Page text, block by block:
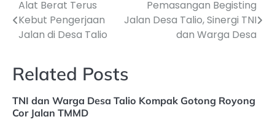
Navigasi
pos
Alat Berat Terus
Kebut Pengerjaan
Jalan di Desa Talio
Pemasangan Begisting
Jalan Desa Talio, Sinergi TNI
dan Warga Desa
Related Posts
TNI dan Warga Desa Talio Kompak Gotong Royong
Cor Jalan TMMD